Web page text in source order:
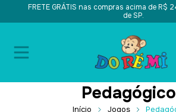
FRETE GRÁTIS nas compras acima de R$
de SP.
Início Jogos